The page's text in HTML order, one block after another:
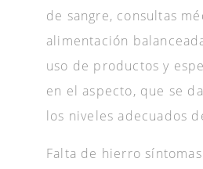
de sangre, consultas
alimentación
uso de productos y
en el aspecto, que se
los niveles adecuados
Falta de hierro